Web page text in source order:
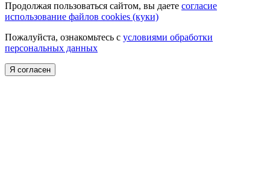
Продолжая пользоваться сайтом, вы даете согласие
использование файлов cookies (куки)
Пожалуйста, ознакомьтесь с условиями обработки
персональных данных
Я согласен